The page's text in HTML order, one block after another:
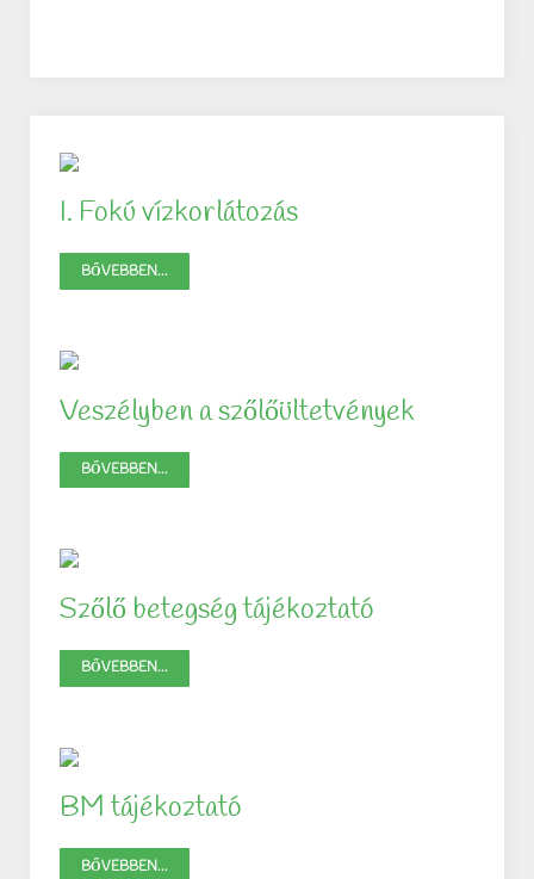
I. Fokú vízkorlátozás
BŐVEBBEN...
Veszélyben a szőlőültetvények
BŐVEBBEN...
Szőlő betegség tájékoztató
BŐVEBBEN...
BM tájékoztató
BŐVEBBEN...